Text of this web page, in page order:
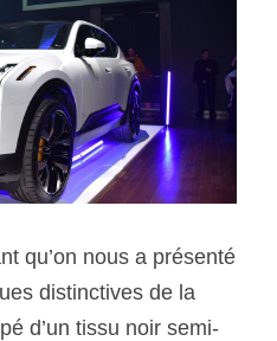
qu’on nous a présenté
distinctives de la
d’un tissu noir semi-